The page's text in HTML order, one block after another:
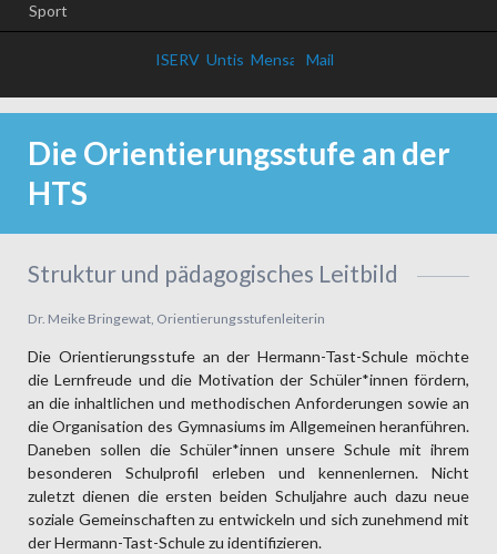
Sport
ISERV Untis Mensa Mail
Die Orientierungsstufe an der
HTS
Struktur und pädagogisches Leitbild
Dr. Meike Bringewat, Orientierungsstufenleiterin
Die Orien­tierungs­stufe an der Hermann-Tast-Schule möchte
die Lern­freude und die Motiva­tion der Schü­ler*in­nen fördern,
an die inhalt­lichen und metho­dischen Anfor­derun­gen sowie an
die Orga­nisa­tion des Gym­nasi­ums im Allge­meinen heran­führen.
Daneben sol­len die Schül­er*innen unsere Schule mit ihrem
beson­deren Schul­profil erle­ben und kennen­lernen. Nicht
zuletzt dienen die ersten beiden Schul­jahre auch dazu neue
soziale Gemein­schaften zu ent­wickeln und sich zuneh­mend mit
der Hermann-Tast-Schule zu identi­fizie­ren.